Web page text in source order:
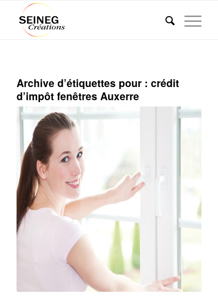
Archive d’étiquettes pour : crédit
d’impôt fenêtres Auxerre